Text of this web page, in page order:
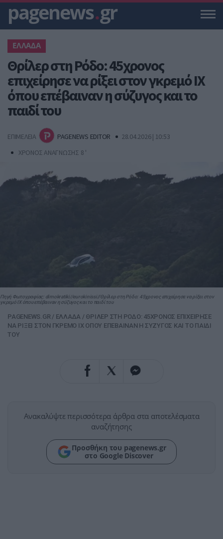
pagenews.gr
ΕΛΛΑΔΑ
Θρίλερ στη Ρόδο: 45χρονος
επιχείρησε να ρίξει στον γκρεμό ΙΧ
όπου επέβαιναν η σύζυγος και το
παιδί του
ΕΠΙΜΕΛΕΙΑ PAGENEWS EDITOR
28.04.2026 | 10:53
ΧΡΟΝΟΣ ΑΝΑΓΝΩΣΗΣ 8 '
Πηγή Φωτογραφίας: dimokratiki//eurokinissi//Θρίλερ στη Ρόδο: 45χρονος επιχείρησε να ρίξει στον
γκρεμό ΙΧ όπου επέβαιναν η σύζυγος και το παιδί του
PAGENEWS.GR/ ΕΛΛΑΔΑ / ΘΡΙΛΕΡ ΣΤΗ ΡΟΔΟ: 45ΧΡΟΝΟΣ ΕΠΙΧΕΙΡΗΣΕ
ΝΑ ΡΙΞΕΙ ΣΤΟΝ ΓΚΡΕΜΟ ΙΧ ΟΠΟΥ ΕΠΕΒΑΙΝΑΝ Η ΣΥΖΥΓΟΣ ΚΑΙ ΤΟ ΠΑΙΔΙ
ΤΟΥ
Ανακαλύψτε περισσότερα άρθρα στα αποτελέσματα
αναζήτησης
Προσθήκη του pagenews.gr
στο Google Discover